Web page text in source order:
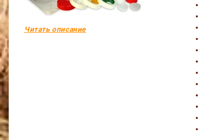
Читать описание